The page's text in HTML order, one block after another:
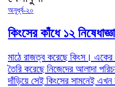
অনূর্ধ্ব-২০
কিংসের কাঁধে ১২
মাঠে রাজত্ব করেছে কিংস।
তৈরি করেছে নিজেদের আলাদা
দাঁড়িয়ে সেই কিংসের সামনেই এখন